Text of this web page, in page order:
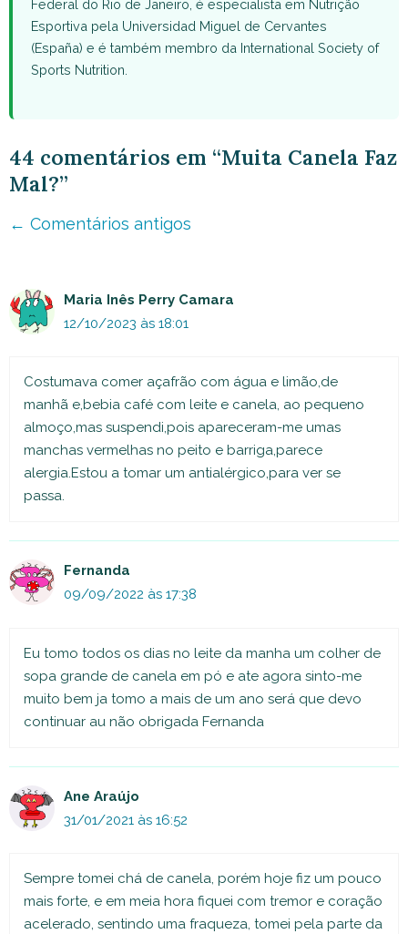
Federal do Rio de Janeiro, é especialista em Nutrição
Esportiva pela Universidad Miguel de Cervantes
(España) e é também membro da International Society of
Sports Nutrition.
44 comentários em “Muita Canela Faz
Mal?”
Navegação
comentário
← Comentários antigos
Maria Inês Perry Camara
12/10/2023 às 18:01
Costumava comer açafrão com água e limão,de
manhã e,bebia café com leite e canela, ao pequeno
almoço,mas suspendi,pois apareceram-me umas
manchas vermelhas no peito e barriga,parece
alergia.Estou a tomar um antialérgico,para ver se
passa.
Fernanda
09/09/2022 às 17:38
Eu tomo todos os dias no leite da manha um colher de
sopa grande de canela em pó e ate agora sinto-me
muito bem ja tomo a mais de um ano será que devo
continuar au não obrigada Fernanda
Ane Araújo
31/01/2021 às 16:52
Sempre tomei chá de canela, porém hoje fiz um pouco
mais forte, e em meia hora fiquei com tremor e coração
acelerado, sentindo uma fraqueza, tomei pela parte da